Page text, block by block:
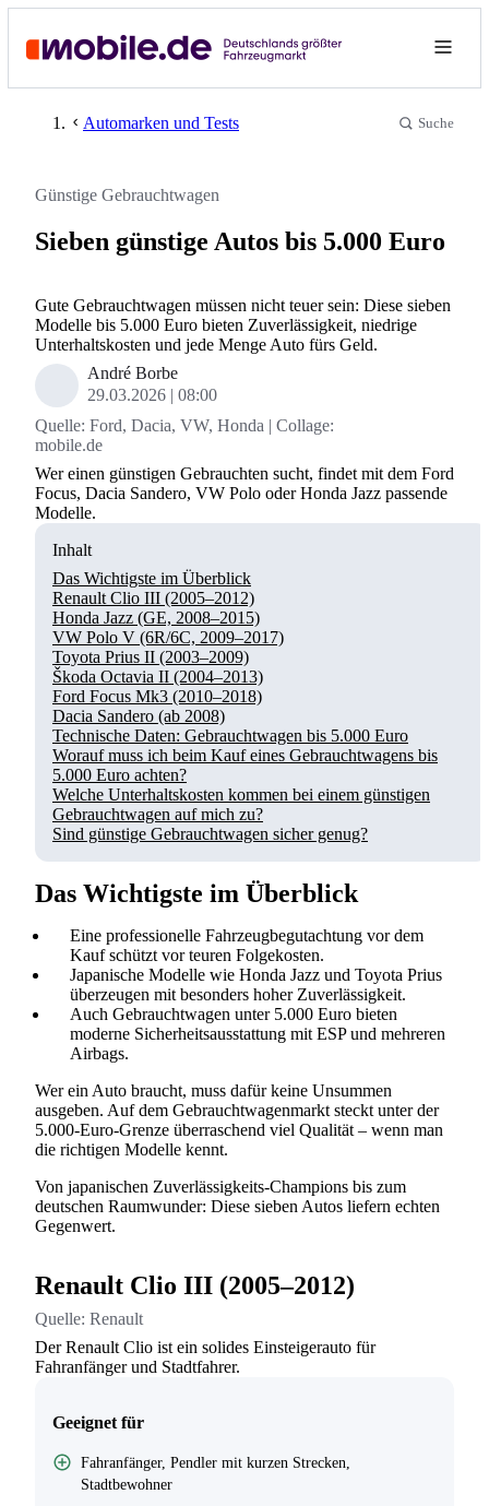
Automarken und Tests Suche
Günstige Gebrauchtwagen
Sieben günstige Autos bis 5.000 Euro
Gute Gebrauchtwagen müssen nicht teuer sein: Diese sieben
Modelle bis 5.000 Euro bieten Zuverlässigkeit, niedrige
Unterhaltskosten und jede Menge Auto fürs Geld.
André Borbe
29.03.2026
08:00
Inhalt
Das Wichtigste im Überblick
Renault Clio III (2005–2012)
Honda Jazz (GE, 2008–2015)
VW Polo V (6R/6C, 2009–2017)
Toyota Prius II (2003–2009)
Škoda Octavia II (2004–2013)
Ford Focus Mk3 (2010–2018)
Dacia Sandero (ab 2008)
Technische Daten: Gebrauchtwagen bis 5.000 Euro
Worauf muss ich beim Kauf eines Gebrauchtwagens bis
5.000 Euro achten?
Welche Unterhaltskosten kommen bei einem günstigen
Gebrauchtwagen auf mich zu?
Sind günstige Gebrauchtwagen sicher genug?
Quelle: Ford, Dacia, VW, Honda | Collage:
mobile.de
Wer einen günstigen Gebrauchten sucht, findet mit dem Ford
Focus, Dacia Sandero, VW Polo oder Honda Jazz passende
Modelle.
Das Wichtigste im Überblick
Eine professionelle Fahrzeugbegutachtung vor dem
Kauf schützt vor teuren Folgekosten.
Japanische Modelle wie Honda Jazz und Toyota Prius
überzeugen mit besonders hoher Zuverlässigkeit.
Auch Gebrauchtwagen unter 5.000 Euro bieten
moderne Sicherheitsausstattung mit ESP und mehreren
Airbags.
Wer ein Auto braucht, muss dafür keine Unsummen
ausgeben. Auf dem Gebrauchtwagenmarkt steckt unter der
5.000-Euro-Grenze überraschend viel Qualität – wenn man
die richtigen Modelle kennt.
Von japanischen Zuverlässigkeits-Champions bis zum
deutschen Raumwunder: Diese sieben Autos liefern echten
Gegenwert.
Renault Clio III (2005–2012)
Quelle: Renault
Der Renault Clio ist ein solides Einsteigerauto für
Fahranfänger und Stadtfahrer.
Geeignet für
Fahranfänger, Pendler mit kurzen Strecken,
Stadtbewohner